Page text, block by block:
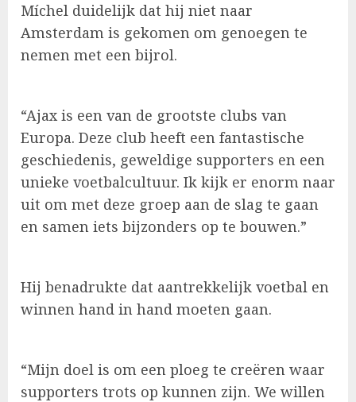
Míchel duidelijk dat hij niet naar
Amsterdam is gekomen om genoegen te
nemen met een bijrol.
“Ajax is een van de grootste clubs van
Europa. Deze club heeft een fantastische
geschiedenis, geweldige supporters en een
unieke voetbalcultuur. Ik kijk er enorm naar
uit om met deze groep aan de slag te gaan
en samen iets bijzonders op te bouwen.”
Hij benadrukte dat aantrekkelijk voetbal en
winnen hand in hand moeten gaan.
“Mijn doel is om een ploeg te creëren waar
supporters trots op kunnen zijn. We willen